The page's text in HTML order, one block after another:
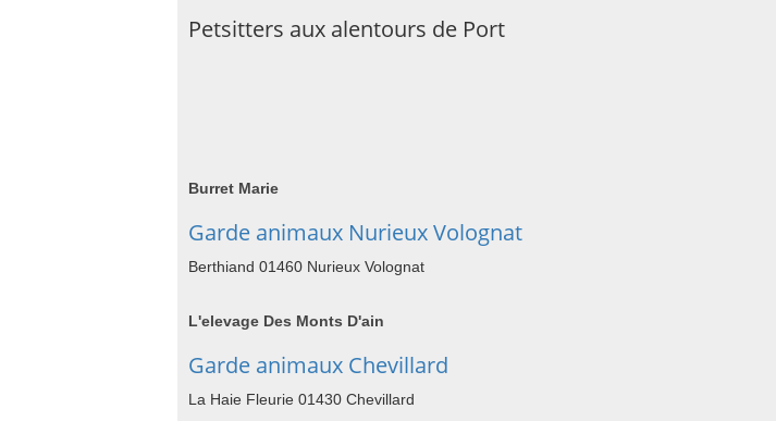
Petsitters aux alentours de Port
Burret Marie
Garde animaux Nurieux Volognat
Berthiand 01460 Nurieux Volognat
L'elevage Des Monts D'ain
Garde animaux Chevillard
La Haie Fleurie 01430 Chevillard